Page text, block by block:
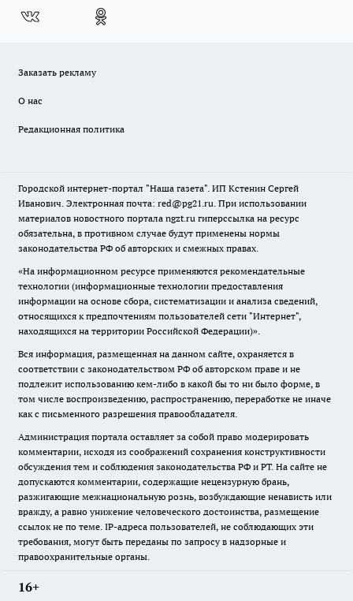
Заказать рекламу
О нас
Редакционная политика
Городской интернет-портал "Наша газета". ИП Кстенин Сергей
Иванович. Электронная почта: red@pg21.ru. При использовании
материалов новостного портала ngzt.ru гиперссылка на ресурс
обязательна, в противном случае будут применены нормы
законодательства РФ об авторских и смежных правах.
«На информационном ресурсе применяются рекомендательные
технологии (информационные технологии предоставления
информации на основе сбора, систематизации и анализа сведений,
относящихся к предпочтениям пользователей сети "Интернет",
находящихся на территории Российской Федерации)».
Вся информация, размещенная на данном сайте, охраняется в
соответствии с законодательством РФ об авторском праве и не
подлежит использованию кем-либо в какой бы то ни было форме, в
том числе воспроизведению, распространению, переработке не иначе
как с письменного разрешения правообладателя.
Администрация портала оставляет за собой право модерировать
комментарии, исходя из соображений сохранения конструктивности
обсуждения тем и соблюдения законодательства РФ и РТ. На сайте не
допускаются комментарии, содержащие нецензурную брань,
разжигающие межнациональную рознь, возбуждающие ненависть или
вражду, а равно унижение человеческого достоинства, размещение
ссылок не по теме. IP-адреса пользователей, не соблюдающих эти
требования, могут быть переданы по запросу в надзорные и
правоохранительные органы.
16+